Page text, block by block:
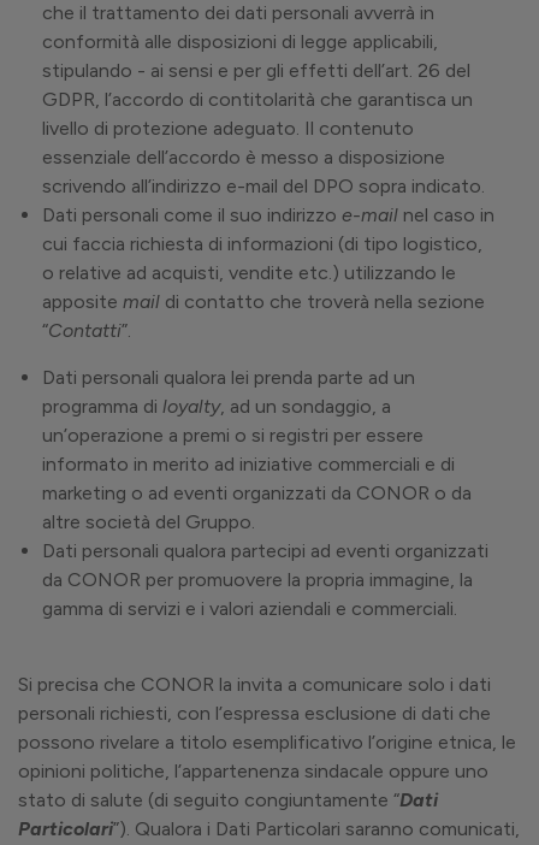
che il trattamento dei dati personali avverrà in
conformità alle disposizioni di legge applicabili,
stipulando - ai sensi e per gli effetti dell’art. 26 del
GDPR, l’accordo di contitolarità che garantisca un
livello di protezione adeguato. Il contenuto
essenziale dell’accordo è messo a disposizione
scrivendo all’indirizzo e-mail del DPO sopra indicato.
Dati personali come il suo indirizzo e-mail nel caso in
cui faccia richiesta di informazioni (di tipo logistico,
o relative ad acquisti, vendite etc.) utilizzando le
apposite mail di contatto che troverà nella sezione
“Contatti”.
Dati personali qualora lei prenda parte ad un
programma di loyalty, ad un sondaggio, a
un’operazione a premi o si registri per essere
informato in merito ad iniziative commerciali e di
marketing o ad eventi organizzati da CONOR o da
altre società del Gruppo.
Dati personali qualora partecipi ad eventi organizzati
da CONOR per promuovere la propria immagine, la
gamma di servizi e i valori aziendali e commerciali.
Si precisa che CONOR la invita a comunicare solo i dati
personali richiesti, con l’espressa esclusione di dati che
possono rivelare a titolo esemplificativo l’origine etnica, le
opinioni politiche, l’appartenenza sindacale oppure uno
stato di salute (di seguito congiuntamente “Dati
Particolari”). Qualora i Dati Particolari saranno comunicati,